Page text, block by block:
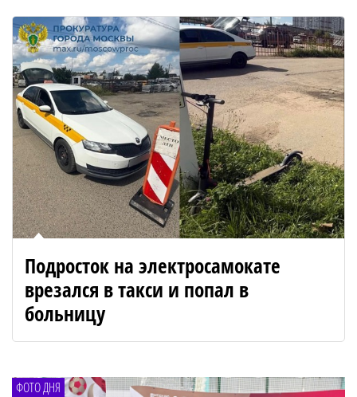
Подросток на электросамокате
врезался в такси и попал в
больницу
ФОТО ДНЯ